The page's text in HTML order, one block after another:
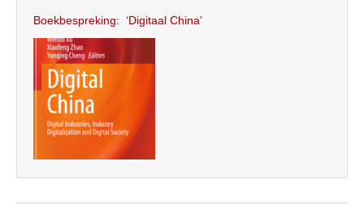
Boekbespreking: ‘Digitaal China’